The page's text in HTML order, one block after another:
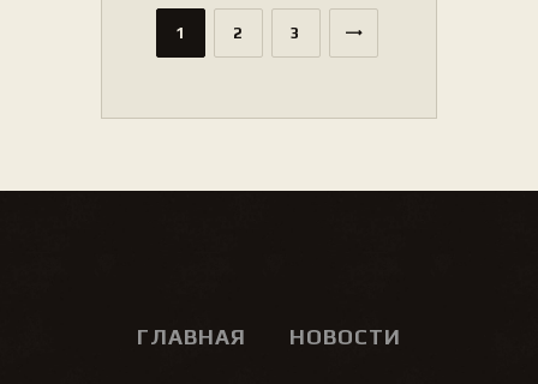
1 2 3
ГЛАВНАЯ НОВОСТИ